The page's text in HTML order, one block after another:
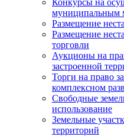
Конкурсы на
муниципальным
Размещение
Размещение
торговли
Аукционы на
застроенной
Торги на право
комплексном
Свободные
использование
Земельные
территорий